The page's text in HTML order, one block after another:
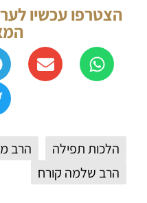
הצטרפו עכשיו
הלכות תפילה
הרב
הרב שלמה קורח